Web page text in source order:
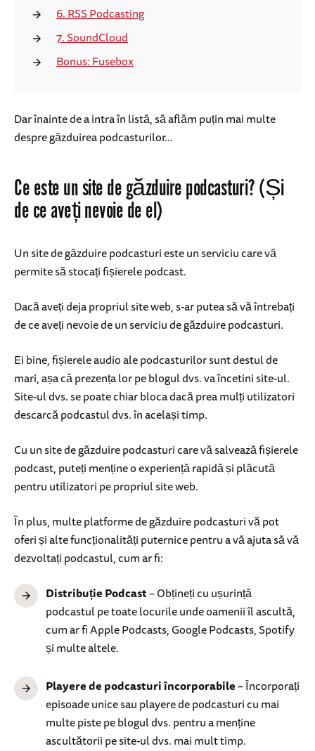
6. RSS Podcasting
7. SoundCloud
Bonus: Fusebox
Dar înainte de a intra în listă, să aflăm puțin mai multe
despre găzduirea podcasturilor...
Ce este un site de găzduire podcasturi? (Și
de ce aveți nevoie de el)
Un site de găzduire podcasturi este un serviciu care vă
permite să stocați fișierele podcast.
Dacă aveți deja propriul site web, s-ar putea să vă întrebați
de ce aveți nevoie de un serviciu de găzduire podcasturi.
Ei bine, fișierele audio ale podcasturilor sunt destul de
mari, așa că prezența lor pe blogul dvs. va încetini site-ul.
Site-ul dvs. se poate chiar bloca dacă prea mulți utilizatori
descarcă podcastul dvs. în același timp.
Cu un site de găzduire podcasturi care vă salvează fișierele
podcast, puteți menține o experiență rapidă și plăcută
pentru utilizatori pe propriul site web.
În plus, multe platforme de găzduire podcasturi vă pot
oferi și alte funcționalități puternice pentru a vă ajuta să vă
dezvoltați podcastul, cum ar fi:
Distribuție Podcast– Obțineți cu ușurință
podcastul pe toate locurile unde oamenii îl ascultă,
cum ar fi Apple Podcasts, Google Podcasts, Spotify
și multe altele.
Playere de podcasturi încorporabile– Încorporați
episoade unice sau playere de podcasturi cu mai
multe piste pe blogul dvs. pentru a menține
ascultătorii pe site-ul dvs. mai mult timp.